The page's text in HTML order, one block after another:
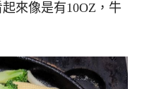
來像是有10OZ，牛